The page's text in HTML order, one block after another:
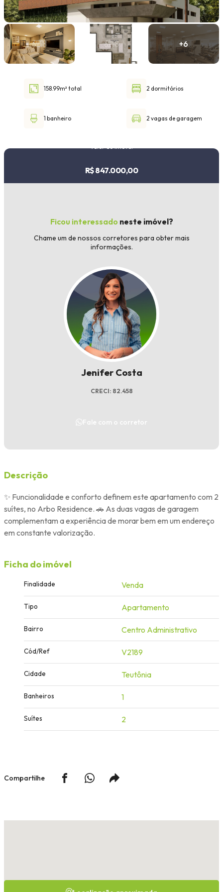
Faixa de valor
30.000,00até 1.000.000,00 ou +
158.99m² total 2 dormitórios
1 banheiro 2 vagas de garagem
R$ 847.000,00
Ficou interessado neste imóvel?
Chame um de nossos corretores para obter mais
informações.
Jenifer Costa
CRECI: 82.458
Fale com o corretor
Descrição
✨ Funcionalidade e conforto definem este apartamento com 2
suítes, no Arbo Residence. 🚗 As duas vagas de garagem
complementam a experiência de morar bem em um endereço
em constante valorização.
Ficha do imóvel
Finalidade Venda
Tipo Apartamento
Bairro Centro Administrativo
Cód/Ref V2189
Cidade Teutônia
Banheiros 1
Suítes 2
Compartilhe